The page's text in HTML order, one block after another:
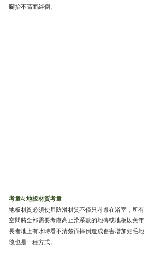
腳抬不高而絆倒。
考量4: 地板材質考量
地板材質必須使用防滑材質不僅只考慮在浴室，所有
空間將全部需要考慮高止滑系數的地磚或地板以免年
長者地上有水時看不清楚而摔倒造成傷害增加短毛地
毯也是一種方式。